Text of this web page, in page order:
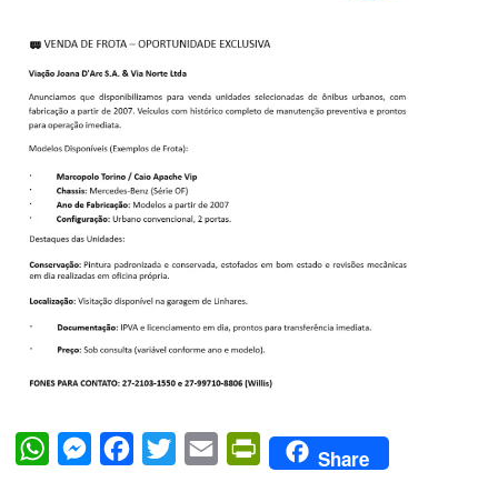
WhatsAppMessengerFacebook
Twitter Email PrintFriendly
Share